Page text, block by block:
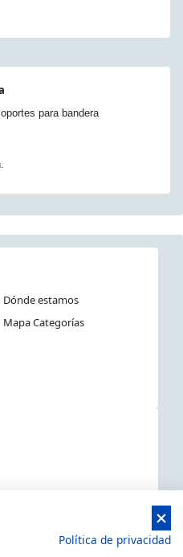
para bandera
Dónde estamos
Mapa Categorías
Política de privacidad